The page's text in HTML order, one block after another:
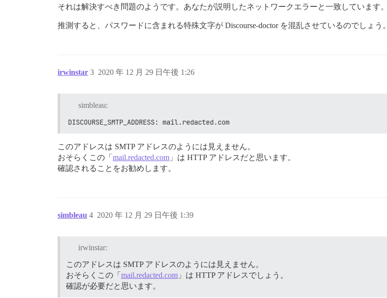
それは解決すべき問題のようです。あなたが説明したネットワークエラーと一致しています。
推測すると、パスワードに含まれる特殊文字が Discourse-doctor を混乱させているのでしょう。
irwinstar 2020 年 12 月 29 日午後 1:26
3
simbleau:
DISCOURSE_SMTP_ADDRESS: mail.redacted.com
このアドレスは SMTP アドレスのようには見えません。
おそらくこの「 mail.redacted.com 」は HTTP アドレスだと思います。
確認されることをお勧めします。
simbleau 2020 年 12 月 29 日午後 1:39
4
irwinstar:
このアドレスは SMTP アドレスのようには見えません。
おそらくこの「 mail.redacted.com 」は HTTP アドレスでしょう。
確認が必要だと思います。